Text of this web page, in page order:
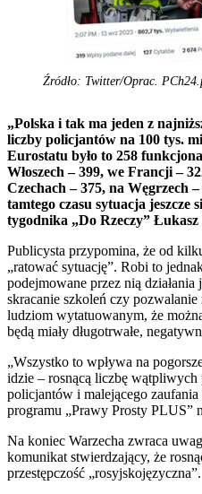
Źródło: Twitter/Oprac.
„Polska i tak ma jeden z
liczby policjantów na 100 tys.
Eurostatu było to 258
Włoszech – 399, we Francji –
Czechach – 375, na Węgrzech
tamtego czasu sytuacja jeszcze
tygodnika „Do Rzeczy” Łukasz
Publicysta przypomina, że od
„ratować sytuację”. Robi to
podejmowane przez nią
skracanie szkoleń czy
ludziom wytatuowanym, że
będą miały długotrwałe,
„Wszystko to wpływa na
idzie – rosnącą liczbę wątpliwych
policjantów i malejącego
programu „Prawy Prosty PLUS”
Na koniec Warzecha zwraca
komunikat stwierdzający, że
przestępczość „rosyjskojęzyczna”.